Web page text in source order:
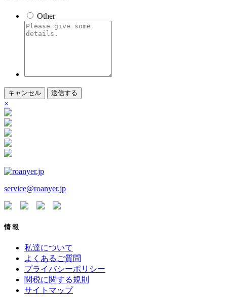
Other
キャンセル 送信する
×
service@roanyer.jp
情 報
私達について
よくあるご質問
プライバシーポリシー
関税に関する規則
サイトマップ